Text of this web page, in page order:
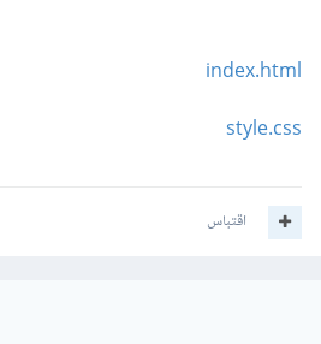
index.html
style.css
اقتباس